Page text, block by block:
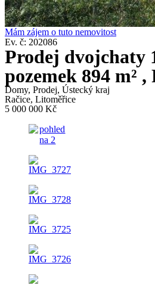
Mám zájem o tuto nemovitost
Ev. č: 202086
Prodej dvojchaty
pozemek 894 m² ,
Domy, Prodej, Ústecký kraj
Račice, Litoměřice
5 000 000 Kč